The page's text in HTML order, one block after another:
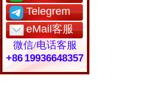
Telegrem
eMail客服
微信/电话客服
+86 19936648357